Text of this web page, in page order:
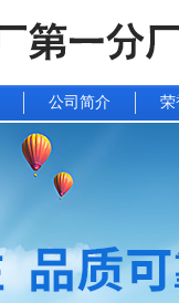
公司简介 荣